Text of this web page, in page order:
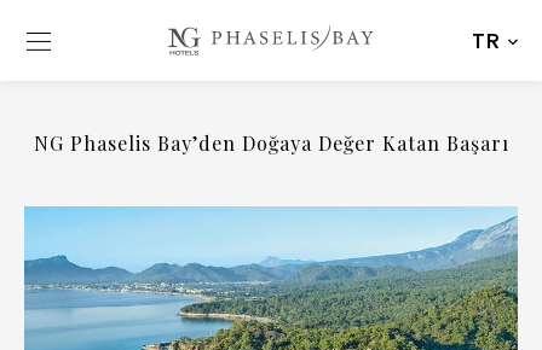
TR
NG Phaselis Bay’den Doğaya Değer Katan Başarı